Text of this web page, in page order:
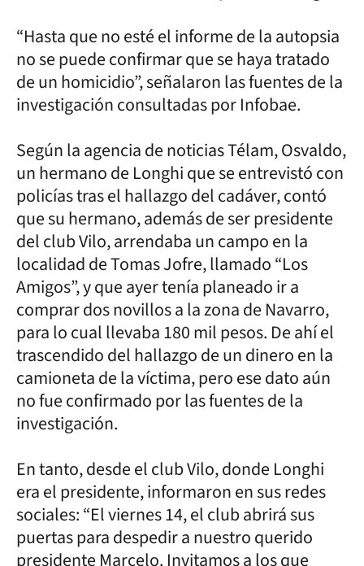
“Hasta que no esté el informe de la autopsia
no se puede confirmar que se haya tratado
de un homicidio”, señalaron las fuentes de la
investigación consultadas por Infobae.
Según la agencia de noticias Télam, Osvaldo,
un hermano de Longhi que se entrevistó con
policías tras el hallazgo del cadáver, contó
que su hermano, además de ser presidente
del club Vilo, arrendaba un campo en la
localidad de Tomas Jofre, llamado “Los
Amigos”, y que ayer tenía planeado ir a
comprar dos novillos a la zona de Navarro,
para lo cual llevaba 180 mil pesos. De ahí el
trascendido del hallazgo de un dinero en la
camioneta de la víctima, pero ese dato aún
no fue confirmado por las fuentes de la
investigación.
En tanto, desde el club Vilo, donde Longhi
era el presidente, informaron en sus redes
sociales: “El viernes 14, el club abrirá sus
puertas para despedir a nuestro querido
presidente Marcelo. Invitamos a los que